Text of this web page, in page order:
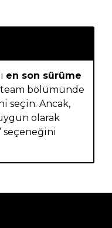
en son sürüme
bölümünde
seçin. Ancak,
olarak
seçeneğini